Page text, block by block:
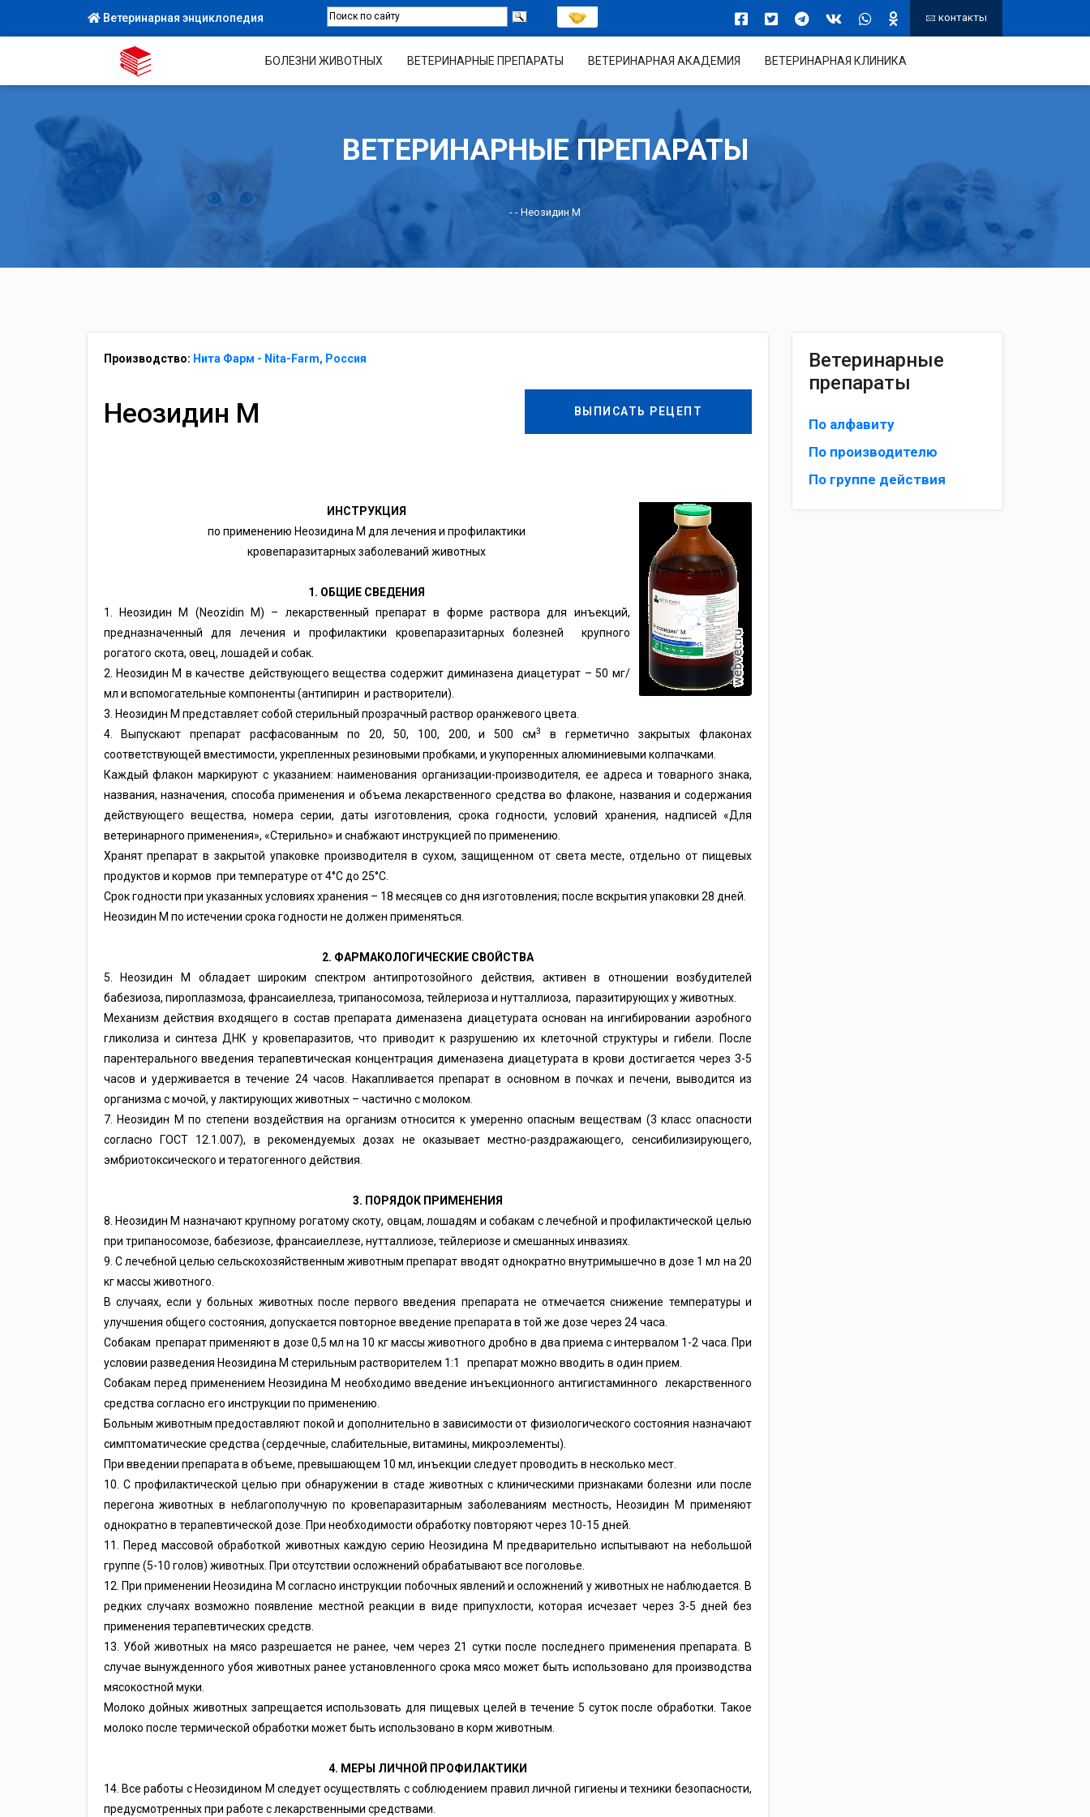
Ветеринарная энциклопедия контакты
БОЛЕЗНИ ЖИВОТНЫХ ВЕТЕРИНАРНЫЕ ПРЕПАРАТЫ ВЕТЕРИНАРНАЯ АКАДЕМИЯ ВЕТЕРИНАРНАЯ КЛИНИКА
ВЕТЕРИНАРНЫЕ ПРЕПАРАТЫ
- - Неозидин М
Ветеринарные
препараты
По алфавиту
По производителю
По группе действия
Производство: Нита Фарм - Nita-Farm, Россия
ВЫПИСАТЬ РЕЦЕПТ
Неозидин М
ИНСТРУКЦИЯ
по применению Неозидина М для лечения и профилактики
кровепаразитарных заболеваний животных
1. ОБЩИЕ СВЕДЕНИЯ
1. Неозидин М (Neozidin M) – лекарственный препарат в форме раствора для инъекций,
предназначенный для лечения и профилактики кровепаразитарных болезней крупного
рогатого скота, овец, лошадей и собак.
2. Неозидин М в качестве действующего вещества содержит диминазена диацетурат – 50 мг/
мл и вспомогательные компоненты (антипирин и растворители).
3. Неозидин М представляет собой стерильный прозрачный раствор оранжевого цвета.
4. Выпускают препарат расфасованным по 20, 50, 100, 200, и 500 см3
в герметично закрытых флаконах
соответствующей вместимости, укрепленных резиновыми пробками, и укупоренных алюминиевыми колпачками.
Каждый флакон маркируют с указанием: наименования организации-производителя, ее адреса и товарного знака,
названия, назначения, способа применения и объема лекарственного средства во флаконе, названия и содержания
действующего вещества, номера серии, даты изготовления, срока годности, условий хранения, надписей «Для
ветеринарного применения», «Стерильно» и снабжают инструкцией по применению.
Хранят препарат в закрытой упаковке производителя в сухом, защищенном от света месте, отдельно от пищевых
продуктов и кормов при температуре от 4°С до 25°С.
Срок годности при указанных условиях хранения – 18 месяцев со дня изготовления; после вскрытия упаковки 28 дней.
Неозидин М по истечении срока годности не должен применяться.
2. ФАРМАКОЛОГИЧЕСКИЕ СВОЙСТВА
5. Неозидин М обладает широким спектром антипротозойного действия, активен в отношении возбудителей
бабезиоза, пироплазмоза, франсаиеллеза, трипаносомоза, тейлериоза и нутталлиоза, паразитирующих у животных.
Механизм действия входящего в состав препарата дименазена диацетурата основан на ингибировании аэробного
гликолиза и синтеза ДНК у кровепаразитов, что приводит к разрушению их клеточной структуры и гибели. После
парентерального введения терапевтическая концентрация дименазена диацетурата в крови достигается через 3-5
часов и удерживается в течение 24 часов. Накапливается препарат в основном в почках и печени, выводится из
организма с мочой, у лактирующих животных – частично с молоком.
7. Неозидин М по степени воздействия на организм относится к умеренно опасным веществам (3 класс опасности
согласно ГОСТ 12.1.007), в рекомендуемых дозах не оказывает местно-раздражающего, сенсибилизирующего,
эмбриотоксического и тератогенного действия.
3. ПОРЯДОК ПРИМЕНЕНИЯ
8. Неозидин М назначают крупному рогатому скоту, овцам, лошадям и собакам с лечебной и профилактической целью
при трипаносомозе, бабезиозе, франсаиеллезе, нутталлиозе, тейлериозе и смешанных инвазиях.
9. С лечебной целью сельскохозяйственным животным препарат вводят однократно внутримышечно в дозе 1 мл на 20
кгмассы животного.
В случаях, если у больных животных после первого введения препарата не отмечается снижение температуры и
улучшения общего состояния, допускается повторное введение препарата в той же дозе через 24 часа.
Собакам препарат применяют в дозе 0,5 мл на 10 кгмассы животного дробно в два приема с интервалом 1-2 часа. При
условии разведения Неозидина М стерильным растворителем 1:1 препарат можно вводить в один прием.
Собакам перед применением Неозидина М необходимо введение инъекционного антигистаминного лекарственного
средства согласно его инструкции по применению.
Больным животным предоставляют покой и дополнительно в зависимости от физиологического состояния назначают
симптоматические средства (сердечные, слабительные, витамины, микроэлементы).
При введении препарата в объеме, превышающем 10 мл, инъекции следует проводить в несколько мест.
10. С профилактической целью при обнаружении в стаде животных с клиническими признаками болезни или после
перегона животных в неблагополучную по кровепаразитарным заболеваниям местность, Неозидин М применяют
однократно в терапевтической дозе. При необходимости обработку повторяют через 10-15 дней.
11. Перед массовой обработкой животных каждую серию Неозидина М предварительно испытывают на небольшой
группе (5-10 голов) животных. При отсутствии осложнений обрабатывают все поголовье.
12. При применении Неозидина М согласно инструкции побочных явлений и осложнений у животных не наблюдается. В
редких случаях возможно появление местной реакции в виде припухлости, которая исчезает через 3-5 дней без
применения терапевтических средств.
13. Убой животных на мясо разрешается не ранее, чем через 21 сутки после последнего применения препарата. В
случае вынужденного убоя животных ранее установленного срока мясо может быть использовано для производства
мясокостной муки.
Молоко дойных животных запрещается использовать для пищевых целей в течение 5 суток после обработки. Такое
молоко после термической обработки может быть использовано в корм животным.
4. МЕРЫ ЛИЧНОЙ ПРОФИЛАКТИКИ
14. Все работы с Неозидином М следует осуществлять с соблюдением правил личной гигиены и техники безопасности,
предусмотренных при работе с лекарственными средствами.